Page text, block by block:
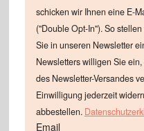
schicken wir Ihnen eine E-
("Double Opt-In"). So
Sie in unseren Newsletter
Newsletters willigen Sie
des Newsletter-Versandes
Einwilligung jederzeit
abbestellen.
Email